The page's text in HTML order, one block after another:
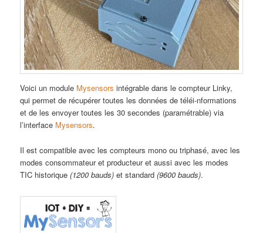
Voici un module Mysensorsintégrable dans le compteur Linky,
qui permet de récupérer toutes les données de téléi-nformations
et de les envoyer toutes les 30 secondes (paramétrable) via
l’interface Mysensors.
Il est compatible avec les compteurs mono ou triphasé, avec les
modes consommateur et producteur et aussi avec les modes
TIC historique (1200 bauds) et standard (9600 bauds).